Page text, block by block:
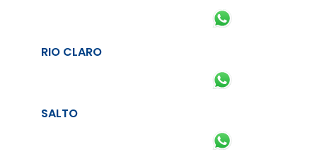
RIO CLARO
SALTO